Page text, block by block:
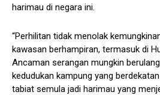
harimau di negara ini.
“Perhilitan tidak menolak
kawasan berhampiran, termasuk di
Ancaman serangan mungkin
kedudukan kampung yang
tabiat semula jadi harimau yang